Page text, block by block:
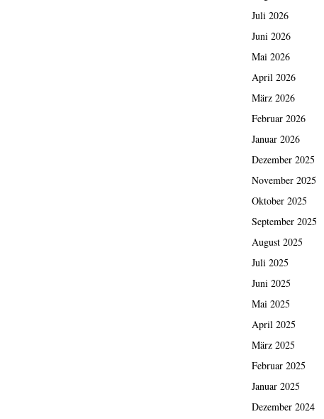
Juli 2026
Juni 2026
Mai 2026
April 2026
März 2026
Februar 2026
Januar 2026
Dezember 2025
November 2025
Oktober 2025
September 2025
August 2025
Juli 2025
Juni 2025
Mai 2025
April 2025
März 2025
Februar 2025
Januar 2025
Dezember 2024